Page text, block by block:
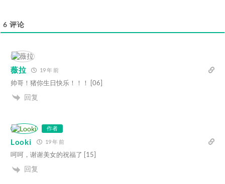
6 评论
薇拉 19 年 前
帅哥！猪你生日快乐！！！ [06]
回复
作者
Looki 19 年 前
呵呵，谢谢美女的祝福了 [15]
回复